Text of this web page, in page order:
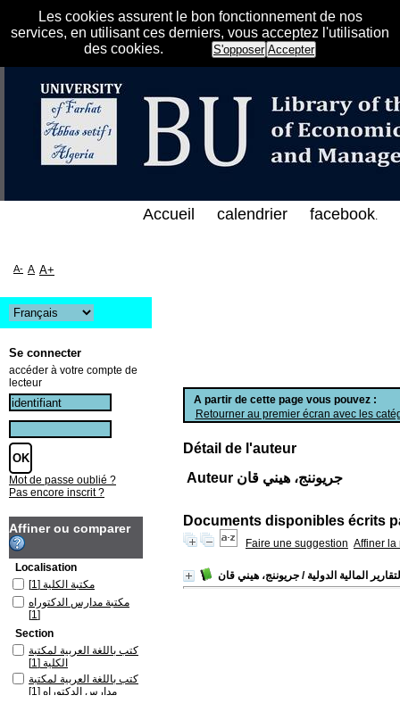
Les cookies assurent le bon fonctionnement de nos
services, en utilisant ces derniers, vous acceptez l'utilisation
des cookies.
S'opposer Accepter
الإلكتروني على الخط المباشر لمكتبة كلية
A partir de cette page vous pouvez :
Retourner au premier écran avec les
Détail de l'auteur
Auteur جريوننج، هيني قان
Documents disponibles écrits
Faire une suggestion Affiner la
المالية الدولية / جريوننج، هيني قان
Accueil calendrier facebook.
A- A A+
Se connecter
accéder à votre compte de
lecteur
Mot de passe oublié ?
Pas encore inscrit ?
Affiner ou comparer
Localisation
مكتبة الكلية [1]
مكتبة مدارس الدكتوراه
[1]
Section
كتب باللغة العربية لمكتبة
الكلية [1]
كتب باللغة العربية لمكتبة
مدارس الدكتوراه [1]